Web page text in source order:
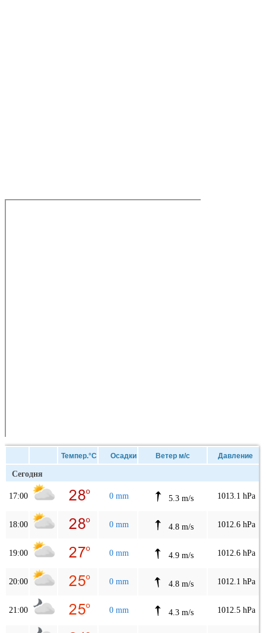
Темпер.°C Осадки Ветер м/с Давление
Сегодня
17:00 0 mm 5.3 m/s 1013.1 hPa
18:00 0 mm 4.8 m/s 1012.6 hPa
19:00 0 mm 4.9 m/s 1012.6 hPa
20:00 0 mm 4.8 m/s 1012.1 hPa
21:00 0 mm 4.3 m/s 1012.5 hPa